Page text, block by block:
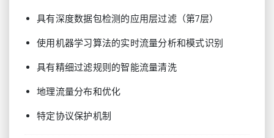
具有深度数据包检测的应用层过滤（第7层）
使用机器学习算法的实时流量分析和模式识别
具有精细过滤规则的智能流量清洗
地理流量分布和优化
特定协议保护机制